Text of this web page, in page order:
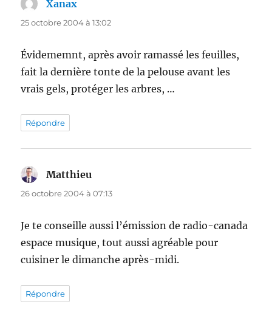
Xanax
25 octobre 2004 à 13:02
Évidememnt, après avoir ramassé les feuilles,
fait la dernière tonte de la pelouse avant les
vrais gels, protéger les arbres, …
Répondre
Matthieu
26 octobre 2004 à 07:13
Je te conseille aussi l’émission de radio-canada
espace musique, tout aussi agréable pour
cuisiner le dimanche après-midi.
Répondre